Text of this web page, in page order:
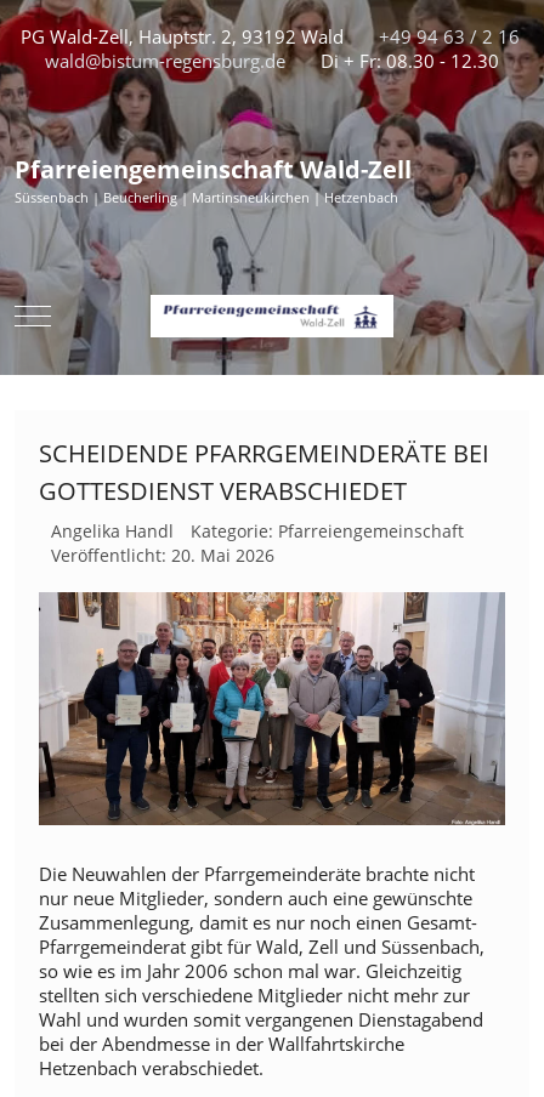
PG Wald-Zell, Hauptstr. 2, 93192 Wald
+49 94 63 / 2 16
wald@bistum-regensburg.de
Di + Fr: 08.30 - 12.30
Pfarreiengemeinschaft Wald-Zell
Süssenbach | Beucherling | Martinsneukirchen | Hetzenbach
Mobile Menu Toggle
SCHEIDENDE PFARRGEMEINDERÄTE BEI
GOTTESDIENST VERABSCHIEDET
Angelika Handl Kategorie: Pfarreiengemeinschaft
Veröffentlicht: 20. Mai 2026
Die Neuwahlen der Pfarrgemeinderäte brachte nicht
nur neue Mitglieder, sondern auch eine gewünschte
Zusammenlegung, damit es nur noch einen Gesamt-
Pfarrgemeinderat gibt für Wald, Zell und Süssenbach,
so wie es im Jahr 2006 schon mal war. Gleichzeitig
stellten sich verschiedene Mitglieder nicht mehr zur
Wahl und wurden somit vergangenen Dienstagabend
bei der Abendmesse in der Wallfahrtskirche
Hetzenbach verabschiedet.